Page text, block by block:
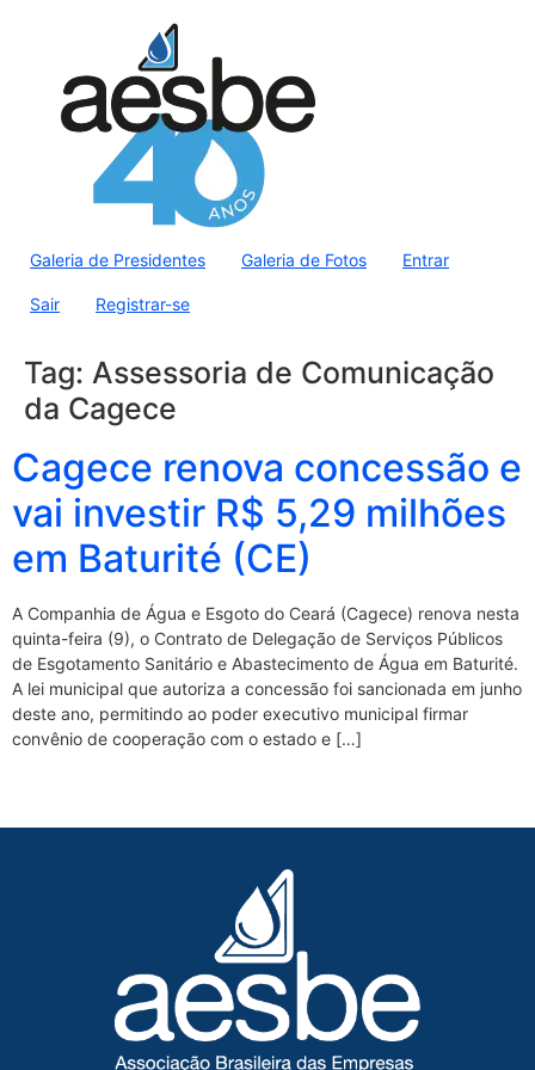
Galeria de Presidentes Galeria de Fotos Entrar
Sair Registrar-se
Tag: Assessoria de Comunicação
da Cagece
Cagece renova concessão e
vai investir R$ 5,29 milhões
em Baturité (CE)
A Companhia de Água e Esgoto do Ceará (Cagece) renova nesta
quinta-feira (9), o Contrato de Delegação de Serviços Públicos
de Esgotamento Sanitário e Abastecimento de Água em Baturité.
A lei municipal que autoriza a concessão foi sancionada em junho
deste ano, permitindo ao poder executivo municipal firmar
convênio de cooperação com o estado e […]